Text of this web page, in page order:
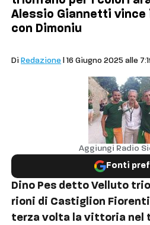
Alessio Giannetti vince
con Dimoniu
Di Redazione | 16 Giugno 2025 alle
Aggiungi Radio
Fonti
Dino Pes detto Velluto
rioni di Castiglion
terza volta la vittoria nel